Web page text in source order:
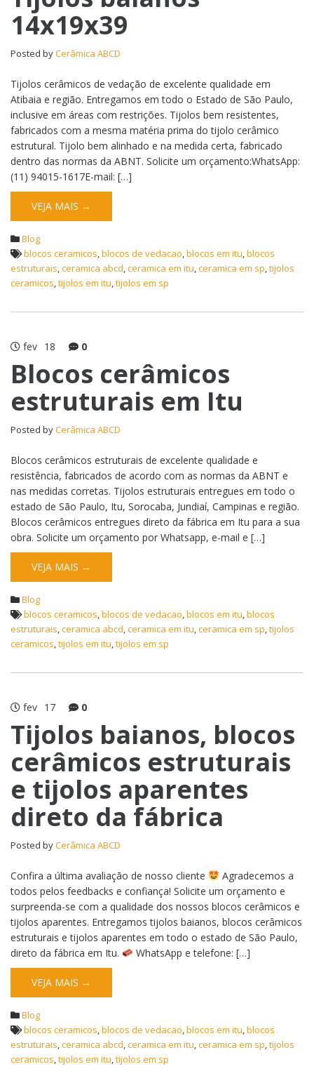
14x19x39
Posted byCerâmica ABCD
Tijolos cerâmicos de vedação de excelente qualidade em
Atibaia e região. Entregamos em todo o Estado de São Paulo,
inclusive em áreas com restrições. Tijolos bem resistentes,
fabricados com a mesma matéria prima do tijolo cerâmico
estrutural. Tijolo bem alinhado e na medida certa, fabricado
dentro das normas da ABNT. Solicite um orçamento:WhatsApp:
(11) 94015-1617E-mail: […]
VEJA MAIS →
Blog
blocos ceramicos,blocos de vedacao,blocos em itu,blocos
estruturais,ceramica abcd,ceramica em itu,ceramica em sp,tijolos
ceramicos,tijolos em itu,tijolos em sp
fev 18 0
Blocos cerâmicos
estruturais em Itu
Posted byCerâmica ABCD
Blocos cerâmicos estruturais de excelente qualidade e
resistência, fabricados de acordo com as normas da ABNT e
nas medidas corretas. Tijolos estruturais entregues em todo o
estado de São Paulo, Itu, Sorocaba, Jundiaí, Campinas e região.
Blocos cerâmicos entregues direto da fábrica em Itu para a sua
obra. Solicite um orçamento por Whatsapp, e-mail e […]
VEJA MAIS →
Blog
blocos ceramicos,blocos de vedacao,blocos em itu,blocos
estruturais,ceramica abcd,ceramica em itu,ceramica em sp,tijolos
ceramicos,tijolos em itu,tijolos em sp
fev 17 0
Tijolos baianos, blocos
cerâmicos estruturais
e tijolos aparentes
direto da fábrica
Posted byCerâmica ABCD
Confira a última avaliação de nosso cliente
Agradecemos a
todos pelos feedbacks e confiança! Solicite um orçamento e
surpreenda-se com a qualidade dos nossos blocos cerâmicos e
tijolos aparentes. Entregamos tijolos baianos, blocos cerâmicos
estruturais e tijolos aparentes em todo o estado de São Paulo,
direto da fábrica em Itu.
WhatsApp e telefone: […]
VEJA MAIS →
Blog
blocos ceramicos,blocos de vedacao,blocos em itu,blocos
estruturais,ceramica abcd,ceramica em itu,ceramica em sp,tijolos
ceramicos,tijolos em itu,tijolos em sp